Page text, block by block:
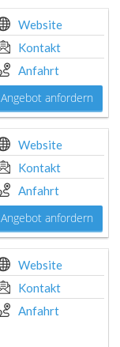
Website
Kontakt
Anfahrt
Angebot anfordern
Website
Kontakt
Anfahrt
Angebot anfordern
Website
Kontakt
Anfahrt